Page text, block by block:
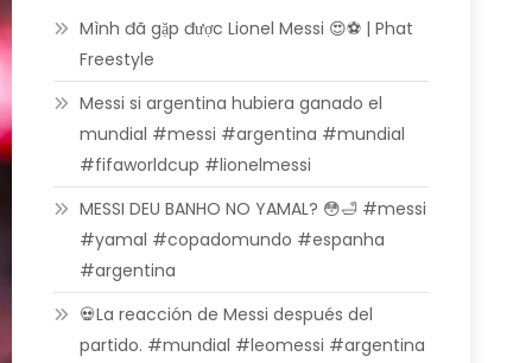
Mình đã gặp được Lionel Messi 😍⚽ | Phat
Freestyle
Messi si argentina hubiera ganado el
mundial #messi #argentina #mundial
#fifaworldcup #lionelmessi
MESSI DEU BANHO NO YAMAL? 😳🛁 #messi
#yamal #copadomundo #espanha
#argentina
💀La reacción de Messi después del
partido. #mundial #leomessi #argentina